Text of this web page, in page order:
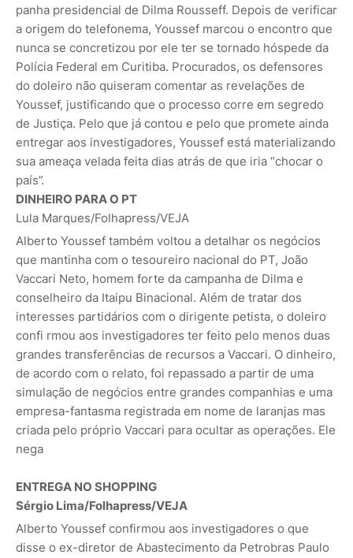
panha presidencial de Dilma Rous­seff. Depois de verificar
a origem do telefonema, Youssef marcou o encontro que
nunca se concretizou por ele ter se tornado hóspede da
Polícia Federal em Curitiba. Procurados, os defensores
do doleiro não quiseram comentar as revelações de
Youssef, justificando que o processo corre em segredo
de Justiça. Pelo que já contou e pelo que promete ainda
entregar aos investigadores, Youssef está materializando
sua amea­ça velada feita dias atrás de que iria “chocar o
país”.
DINHEIRO PARA O PT
Lula Marques/Folhapress/VEJA
Alberto Youssef também voltou a detalhar os negócios
que mantinha com o tesoureiro nacional do PT, João
Vaccari Neto, homem forte da campanha de Dilma e
conselheiro da Itaipu Binacional. Além de tratar dos
interesses partidários com o dirigente petista, o doleiro
confi rmou aos investigadores ter feito pelo menos duas
grandes transferências de recursos a Vaccari. O dinheiro,
de acordo com o relato, foi repassado a partir de uma
simulação de negócios entre grandes companhias e uma
empresa-fantasma registrada em nome de laranjas mas
criada pelo próprio Vaccari para ocultar as operações. Ele
nega
ENTREGA NO SHOPPING
Sérgio Lima/Folhapress/VEJA
Alberto Youssef confirmou aos investigadores o que
disse o ex-diretor de Abastecimento da Petrobras Paulo